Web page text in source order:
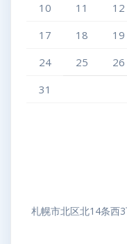
10
11 12
17
18 19
24
25 26
31
札幌市北区北14条西